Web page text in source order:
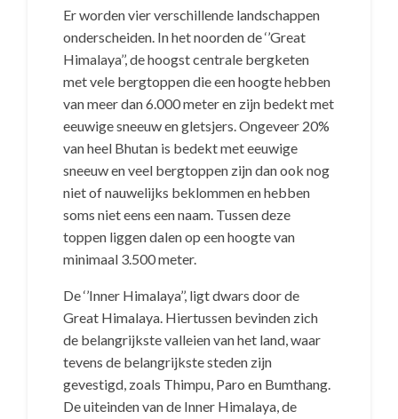
Er worden vier verschillende landschappen
onderscheiden. In het noorden de ‘’Great
Himalaya’’, de hoogst centrale bergketen
met vele bergtoppen die een hoogte hebben
van meer dan 6.000 meter en zijn bedekt met
eeuwige sneeuw en gletsjers. Ongeveer 20%
van heel Bhutan is bedekt met eeuwige
sneeuw en veel bergtoppen zijn dan ook nog
niet of nauwelijks beklommen en hebben
soms niet eens een naam. Tussen deze
toppen liggen dalen op een hoogte van
minimaal 3.500 meter.
De ‘’Inner Himalaya’’, ligt dwars door de
Great Himalaya. Hiertussen bevinden zich
de belangrijkste valleien van het land, waar
tevens de belangrijkste steden zijn
gevestigd, zoals Thimpu, Paro en Bumthang.
De uiteinden van de Inner Himalaya, de